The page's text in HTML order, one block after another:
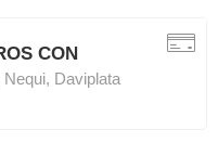
CON
Nequi, Daviplata